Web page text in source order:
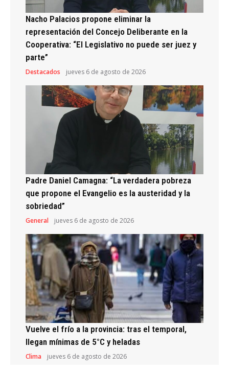
Nacho Palacios propone eliminar la
representación del Concejo Deliberante en la
Cooperativa: “El Legislativo no puede ser juez y
parte”
Destacados jueves 6 de agosto de 2026
Padre Daniel Camagna: “La verdadera pobreza
que propone el Evangelio es la austeridad y la
sobriedad”
General jueves 6 de agosto de 2026
Vuelve el frío a la provincia: tras el temporal,
llegan mínimas de 5°C y heladas
Clima jueves 6 de agosto de 2026